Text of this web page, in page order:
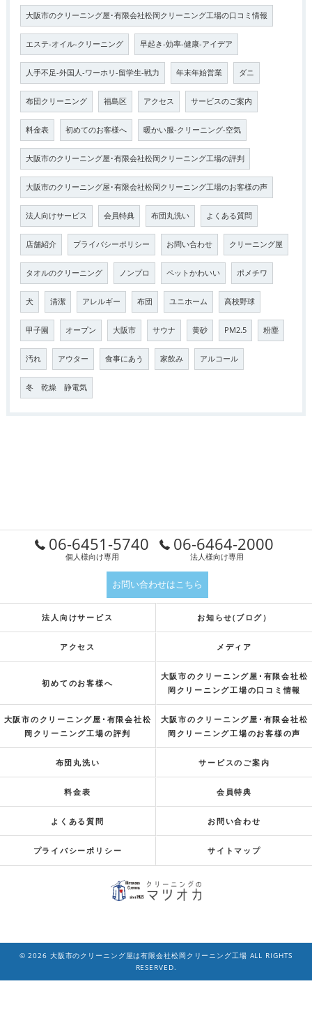
大阪市のクリーニング屋･有限会社松岡クリーニング工場の口コミ情報
エステ-オイル-クリーニング 早起き-効率-健康-アイデア
人手不足-外国人-ワーホリ-留学生-戦力 年末年始営業 ダニ
布団クリーニング 福島区 アクセス サービスのご案内
料金表 初めてのお客様へ 暖かい服-クリーニング-空気
大阪市のクリーニング屋･有限会社松岡クリーニング工場の評判
大阪市のクリーニング屋･有限会社松岡クリーニング工場のお客様の声
法人向けサービス 会員特典 布団丸洗い よくある質問
店舗紹介 プライバシーポリシー お問い合わせ クリーニング屋
タオルのクリーニング ノンプロ ペットかわいい ポメチワ
犬 清潔 アレルギー 布団 ユニホーム 高校野球
甲子園 オープン 大阪市 サウナ 黄砂 PM2.5 粉塵
汚れ アウター 食事にあう 家飲み アルコール
冬 乾燥 静電気
06-6451-5740
個人様向け専用
06-6464-2000
法人様向け専用
お問い合わせはこちら
法人向けサービス お知らせ(ブログ）
アクセス メディア
初めてのお客様へ
大阪市のクリーニング屋･有限会社松
岡クリーニング工場の口コミ情報
大阪市のクリーニング屋･有限会社松
岡クリーニング工場の評判
大阪市のクリーニング屋･有限会社松
岡クリーニング工場のお客様の声
布団丸洗い サービスのご案内
料金表 会員特典
よくある質問 お問い合わせ
プライバシーポリシー サイトマップ
© 2026 大阪市のクリーニング屋は有限会社松岡クリーニング工場 ALL RIGHTS
RESERVED.